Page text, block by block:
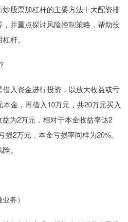
股票加杠杆的主要方法十大配资排
并重点探讨风险控制策略，帮助投
杆。
入资金进行投资，以放大收益或亏
金，再借入10万元，共20万元买入
为2万元，相对于本金收益率达2
2万元，本金亏损率同样为20%。
。
务）